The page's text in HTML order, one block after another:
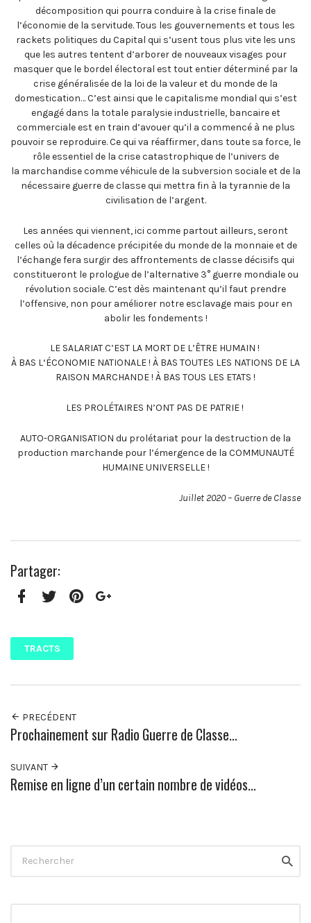
décomposition qui pourra conduire à la crise finale de
l’économie de la servitude. Tous les gouvernements et tous les
rackets politiques du Capital qui s’usent tous plus vite les uns
que les autres tentent d’arborer de nouveaux visages pour
masquer que le bordel électoral est tout entier déterminé par la
crise généralisée de la loi de la valeur et du monde de la
domestication… C’est ainsi que le capitalisme mondial qui s’est
engagé dans la totale paralysie industrielle, bancaire et
commerciale est en train d’avouer qu’il a commencé à ne plus
pouvoir se reproduire. Ce qui va réaffirmer, dans toute sa force, le
rôle essentiel de la crise catastrophique de l’univers de
la marchandise comme véhicule de la subversion sociale et de la
nécessaire guerre de classe qui mettra fin à la tyrannie de la
civilisation de l’argent.
Les années qui viennent, ici comme partout ailleurs, seront
celles où la décadence précipitée du monde de la monnaie et de
l’échange fera surgir des affrontements de classe décisifs qui
constitueront le prologue de l’alternative 3° guerre mondiale ou
révolution sociale. C’est dès maintenant qu’il faut prendre
l’offensive, non pour améliorer notre esclavage mais pour en
abolir les fondements !
LE SALARIAT C’EST LA MORT DE L’ÊTRE HUMAIN !
À BAS L‘ÉCONOMIE NATIONALE ! À BAS TOUTES LES NATIONS DE LA
RAISON MARCHANDE ! À BAS TOUS LES ETATS !
LES PROLÉTAIRES N’ONT PAS DE PATRIE !
AUTO-ORGANISATION du prolétariat pour la destruction de la
production marchande pour l’émergence de la COMMUNAUTÉ
HUMAINE UNIVERSELLE !
Juillet 2020 – Guerre de Classe
Partager:
TRACTS
PRECÉDENT
Prochainement sur Radio Guerre de Classe…
SUIVANT
Remise en ligne d’un certain nombre de vidéos…